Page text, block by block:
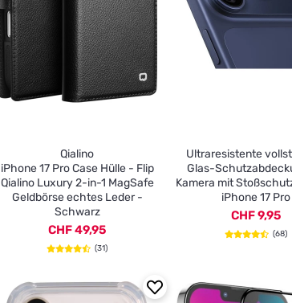
Qialino
iPhone 17 Pro Case Hülle - Flip
Qialino Luxury 2-in-1 MagSafe
Geldbörse echtes Leder -
Schwarz
CHF 49,95
(31)
Ultraresistente
Glas-
Kamera mit
iPhone 17 Pro
CHF 9,95
(68)